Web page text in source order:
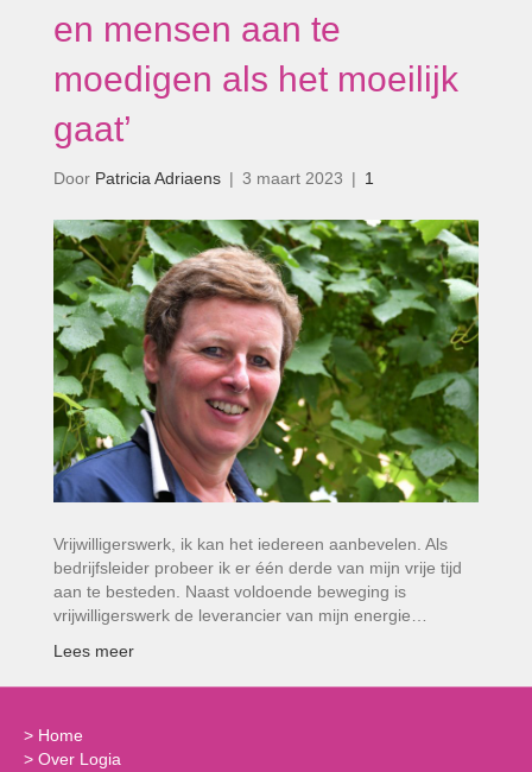
en mensen aan te
moedigen als het moeilijk
gaat’
Door Patricia Adriaens | 3 maart 2023 | 1
Vrijwilligerswerk, ik kan het iedereen aanbevelen. Als
bedrijfsleider probeer ik er één derde van mijn vrije tijd
aan te besteden. Naast voldoende beweging is
vrijwilligerswerk de leverancier van mijn energie…
Lees meer
> Home
> Over Logia